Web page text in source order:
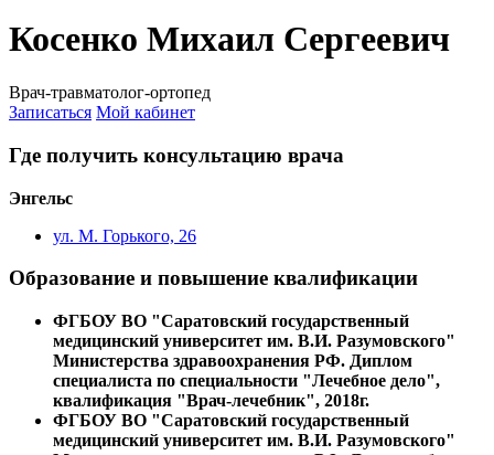
Косенко Михаил Сергеевич
Врач-травматолог-ортопед
Записаться Мой кабинет
Где получить консультацию врача
Энгельс
ул. М. Горького, 26
Образование и повышение квалификации
ФГБОУ ВО "Саратовский государственный
медицинский университет им. В.И. Разумовского"
Министерства здравоохранения РФ. Диплом
специалиста по специальности "Лечебное дело",
квалификация "Врач-лечебник", 2018г.
ФГБОУ ВО "Саратовский государственный
медицинский университет им. В.И. Разумовского"